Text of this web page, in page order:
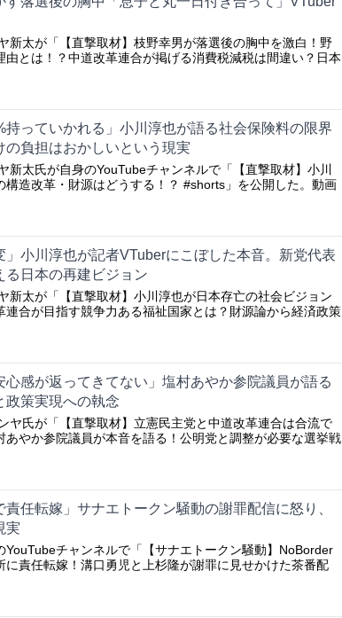
新太が「【直撃取材】枝野幸男が落選後の胸中を激白！野
由とは！？中道改革連合が掲げる消費税減税は間違い？日本
持っていかれる」小川淳也が語る社会保険料の限界
の負担はおかしいという現実
新太氏が自身のYouTubeチャンネルで「【直撃取材】小川
構造改革・財源はどうする！？ #shorts」を公開した。動画
」小川淳也が記者VTuberにこぼした本音。新党代表
る日本の再建ビジョン
新太が「【直撃取材】小川淳也が日本存亡の社会ビジョン
連合が目指す競争力ある福祉国家とは？財源論から経済政策
心感が返ってきてない」塩村あやか参院議員が語る
政策実現への執念
ヤ氏が「【直撃取材】立憲民主党と中道改革連合は合流で
あやか参院議員が本音を語る！公明党と調整が必要な選挙戦
責任転嫁」サナエトークン騒動の謝罪配信に怒り、
実
YouTubeチャンネルで「【サナエトークン騒動】NoBorder
に責任転嫁！溝口勇児と上杉隆が謝罪に見せかけた茶番配